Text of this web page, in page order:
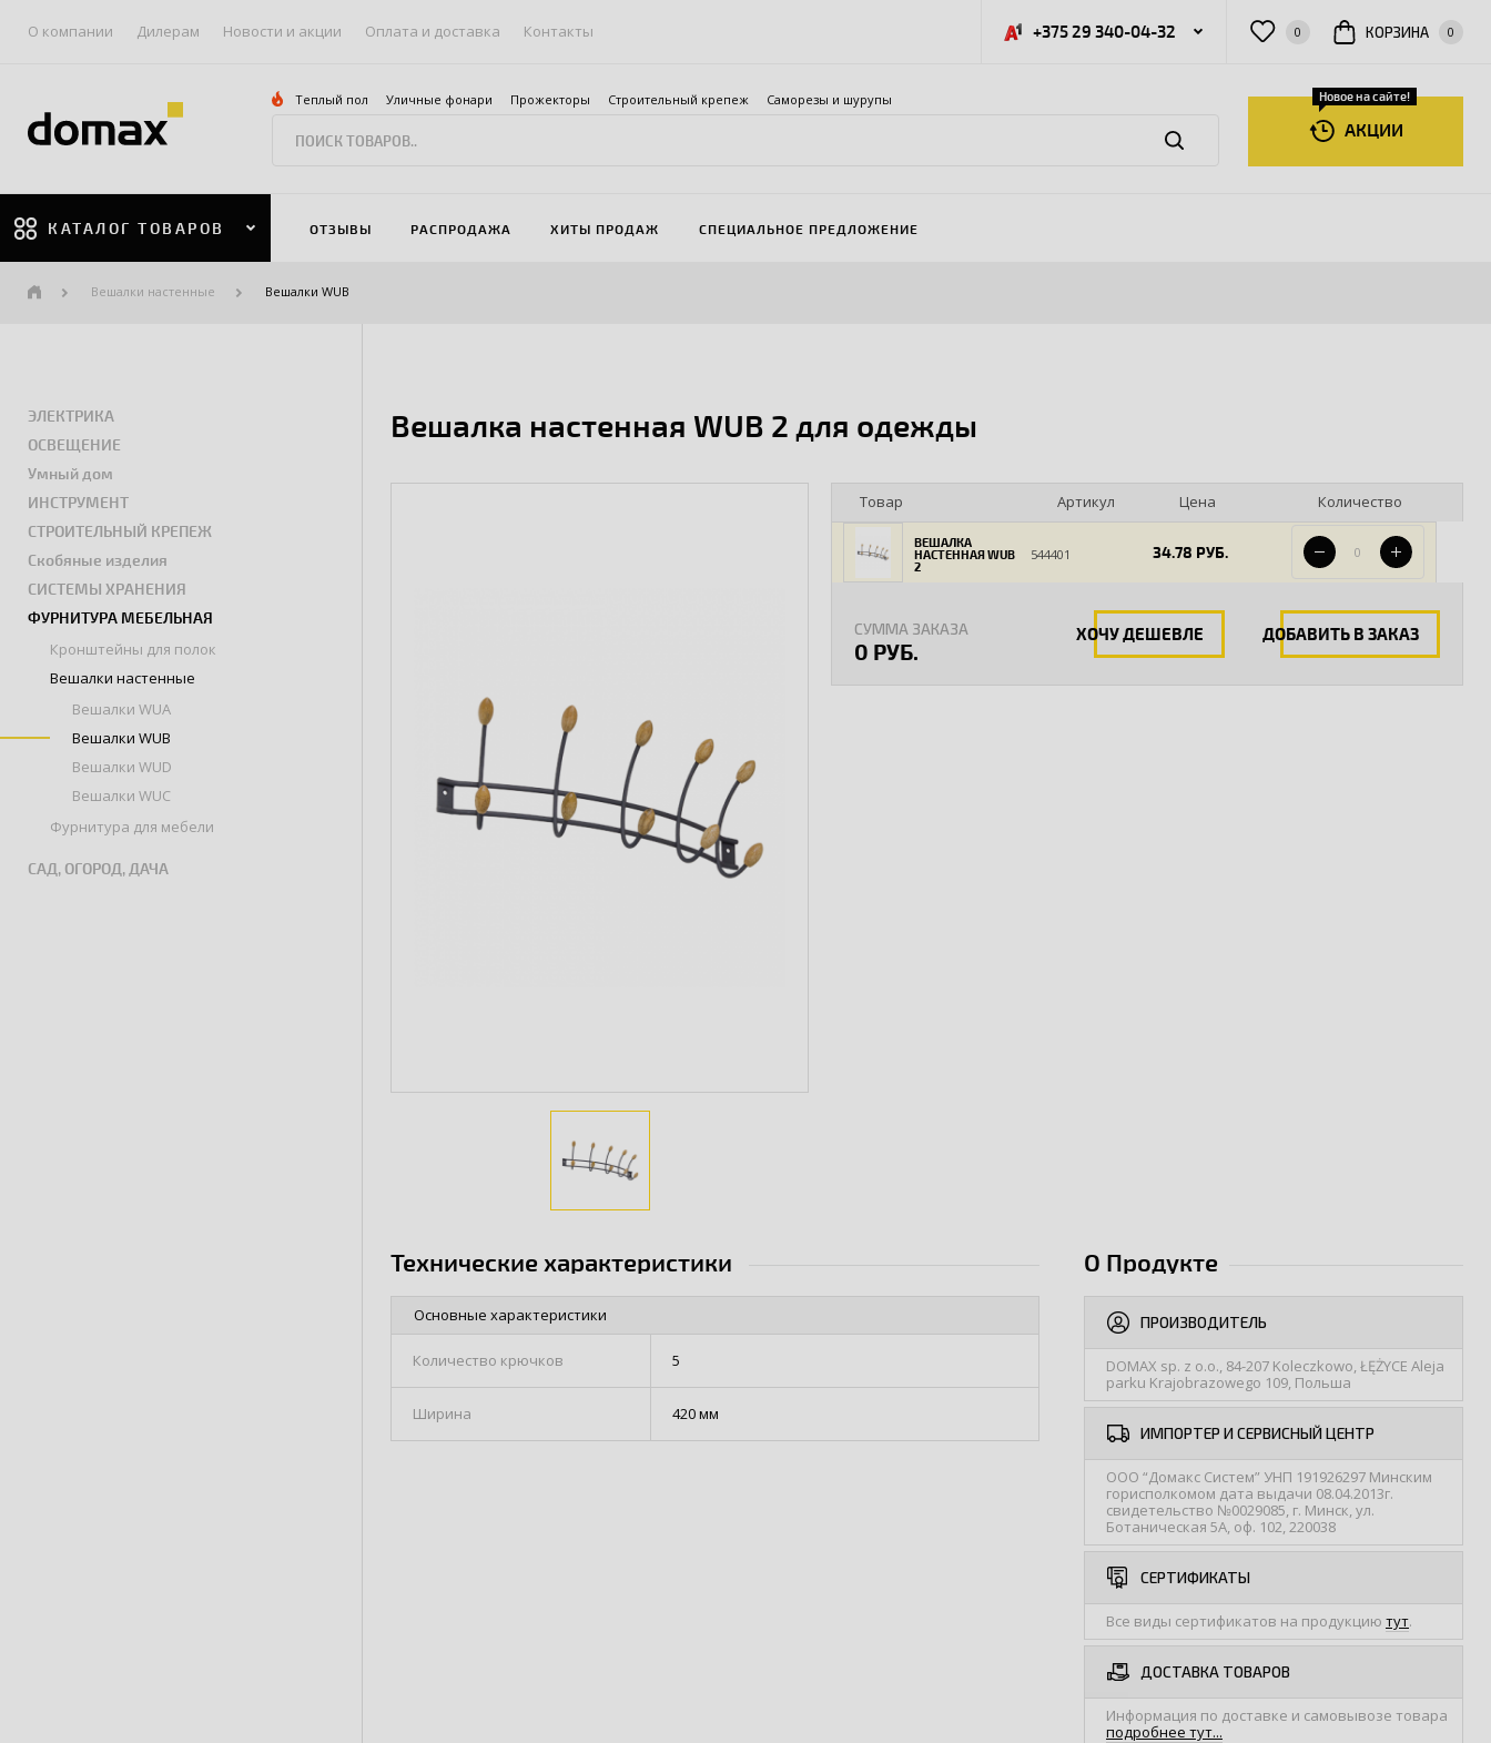
О компании Дилерам Новости и акции Оплата и доставка Контакты +375 29 340-04-32 0 КОРЗИНА 0
Теплый пол Уличные фонари Прожекторы Строительный крепеж Саморезы и шурупы
АКЦИИ
Новое на сайте!
КАТАЛОГ ТОВАРОВ ОТЗЫВЫ РАСПРОДАЖА ХИТЫ ПРОДАЖ СПЕЦИАЛЬНОЕ ПРЕДЛОЖЕНИЕ
Вешалки настенные Вешалки WUB
ЭЛЕКТРИКА
ОСВЕЩЕНИЕ
Умный дом
ИНСТРУМЕНТ
СТРОИТЕЛЬНЫЙ КРЕПЕЖ
Скобяные изделия
СИСТЕМЫ ХРАНЕНИЯ
ФУРНИТУРА МЕБЕЛЬНАЯ
Кронштейны для полок
Вешалки настенные
Вешалки WUA
Вешалки WUB
Вешалки WUD
Вешалки WUC
Фурнитура для мебели
САД, ОГОРОД, ДАЧА
Вешалка настенная WUB 2 для одежды
Товар Артикул Цена Количество
ВЕШАЛКА
НАСТЕННАЯ WUB
2
544401 34.78 РУБ.
СУММА ЗАКАЗА
0 РУБ.
ХОЧУ ДЕШЕВЛЕ ДОБАВИТЬ В ЗАКАЗ
Технические характеристики
Основные характеристики
Количество крючков 5
Ширина 420 мм
О Продукте
ПРОИЗВОДИТЕЛЬ
DOMAX sp. z o.o., 84-207 Koleczkowo, ŁĘŻYCE Aleja
parku Krajobrazowego 109, Польша
ИМПОРТЕР И СЕРВИСНЫЙ ЦЕНТР
ООО “Домакс Систем” УНП 191926297 Минским
горисполкомом дата выдачи 08.04.2013г.
свидетельство №0029085, г. Минск, ул.
Ботаническая 5А, оф. 102, 220038
СЕРТИФИКАТЫ
Все виды сертификатов на продукцию тут.
ДОСТАВКА ТОВАРОВ
Информация по доставке и самовывозе товара
подробнее тут...